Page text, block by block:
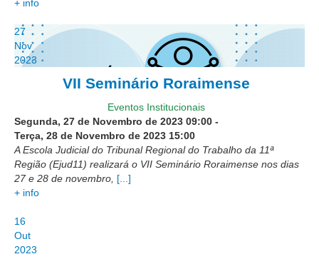
Calendário das Sessões do Pleno e Especializadas 2026
Carta de Serviços ao Cidadão
Cartilhas
Cadastro de Peritos, Tradutores e Intérpretes
Calendários
Calendário Geral
Calendário de Eventos
+ info
27
Nov
2023
VII Seminário Roraimense
Eventos Institucionais
Segunda, 27 de Novembro de 2023 09:00 -
Terça, 28 de Novembro de 2023 15:00
A Escola Judicial do Tribunal Regional do Trabalho da 11ª
Região (Ejud11) realizará o VII Seminário Roraimense nos dias
27 e 28 de novembro, [...]
+ info
16
Out
2023